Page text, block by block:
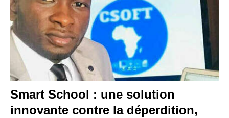
Smart School : une solution
innovante contre la déperdition,